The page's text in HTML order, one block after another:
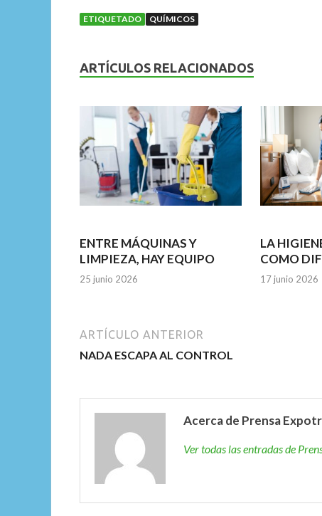
e
o
o
k
itt ai at
A
p
p
n
ETIQUETADO QUÍMICOS
ARTÍCULOS RELACIONADOS
ENTRE MÁQUINAS Y
LIMPIEZA, HAY EQUIPO
25 junio 2026
LA
COMO
17 junio 2026
ARTÍCULO ANTERIOR
NADA ESCAPA AL CONTROL
Acerca de Prensa
Ver todas las entradas de